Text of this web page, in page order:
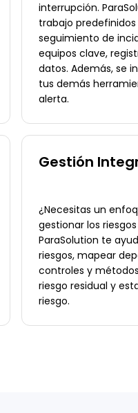
interrupción.
trabajo
seguimiento de
equipos clave,
datos. Además, se
tus demás
alerta.
Gestión
¿Necesitas un
gestionar los
ParaSolution te
riesgos, mapear
controles y
riesgo residual y
riesgo.